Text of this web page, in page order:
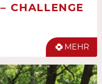
CHALLENGE
MEHR